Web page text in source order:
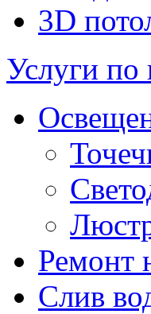
3D
Услуги
Ремонт
Слив